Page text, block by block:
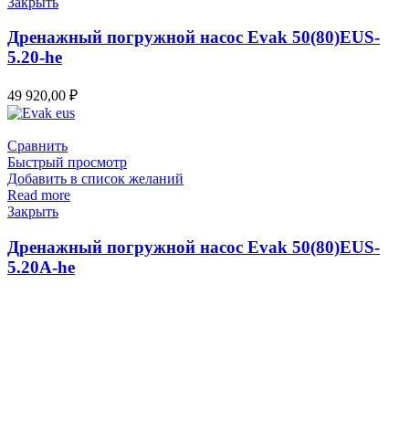
Дренажный погружной насос Evak 50(80)EUS-
5.20-he
49 920,00 ₽
Сравнить
Быстрый просмотр
Добавить в список желаний
Read more
Закрыть
Дренажный погружной насос Evak 50(80)EUS-
5.20A-he